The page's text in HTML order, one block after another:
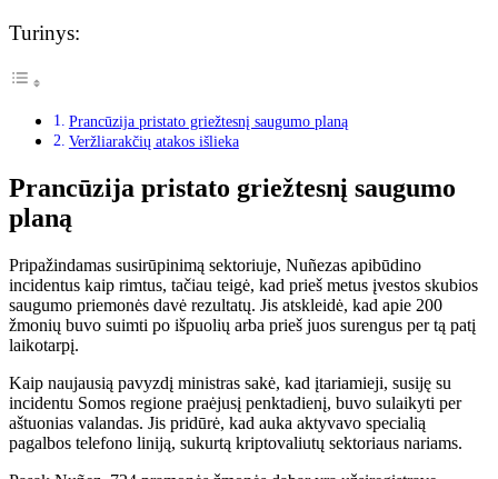
Turinys:
Prancūzija pristato griežtesnį saugumo planą
Veržliarakčių atakos išlieka
Prancūzija pristato griežtesnį saugumo
planą
Pripažindamas susirūpinimą sektoriuje, Nuñezas apibūdino
incidentus kaip rimtus, tačiau teigė, kad prieš metus įvestos skubios
saugumo priemonės davė rezultatų. Jis atskleidė, kad apie 200
žmonių buvo suimti po išpuolių arba prieš juos surengus per tą patį
laikotarpį.
Kaip naujausią pavyzdį ministras sakė, kad įtariamieji, susiję su
incidentu Somos regione praėjusį penktadienį, buvo sulaikyti per
aštuonias valandas. Jis pridūrė, kad auka aktyvavo specialią
pagalbos telefono liniją, sukurtą kriptovaliutų sektoriaus nariams.